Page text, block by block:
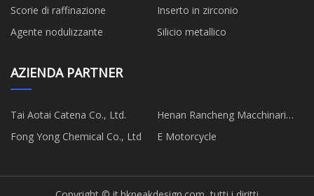
Scorie di raffinazione
Inserto in zirconio
Agente nodulizzante
Silicio metallico
AZIENDA PARTNER
Tai Aotai Catena Co., Ltd.
Henan Rancheng Macchinari
Co., Ltd
Fong Yong Chemical Co., Ltd E Motorcycle